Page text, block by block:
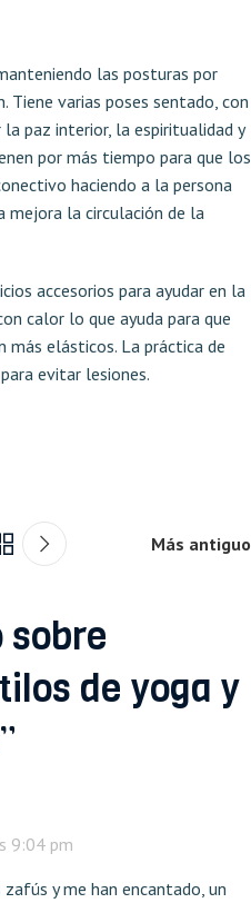
las posturas por
Tiene varias poses sentado, con
paz interior, la espiritualidad y
por más tiempo para que los
haciendo a la persona
mejora la circulación de la
accesorios para ayudar en la
calor lo que ayuda para que
más elásticos. La práctica de
evitar lesiones.
Más antiguo
de yoga y
”
9:04 pm
zafús y me han encantado, un